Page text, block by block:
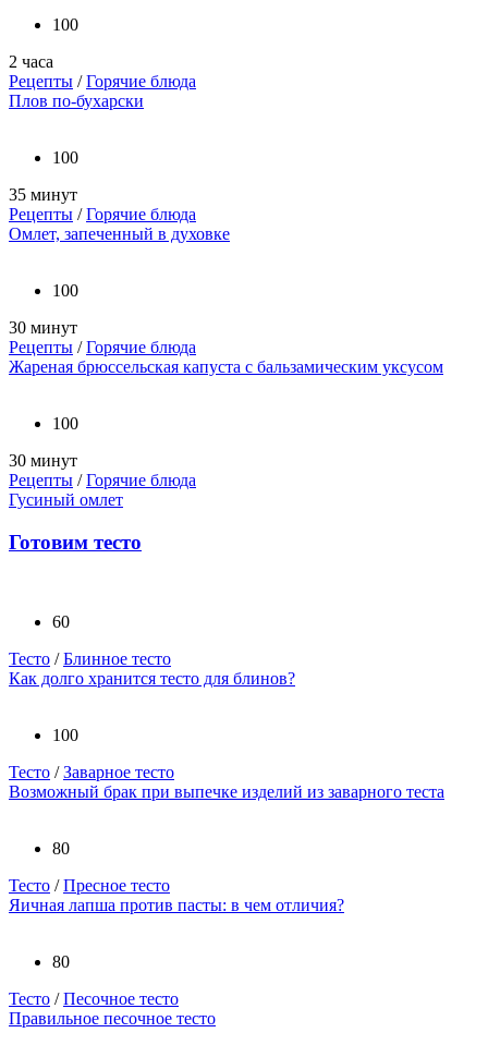
100
2 часа
Рецепты /Горячие блюда
Плов по-бухарски
100
35 минут
Рецепты /Горячие блюда
Омлет, запеченный в духовке
100
30 минут
Рецепты /Горячие блюда
Жареная брюссельская капуста с бальзамическим уксусом
100
30 минут
Рецепты /Горячие блюда
Гусиный омлет
Готовим тесто
60
Тесто /Блинное тесто
Как долго хранится тесто для блинов?
100
Тесто /Заварное тесто
Возможный брак при выпечке изделий из заварного теста
80
Тесто /Пресное тесто
Яичная лапша против пасты: в чем отличия?
80
Тесто /Песочное тесто
Правильное песочное тесто